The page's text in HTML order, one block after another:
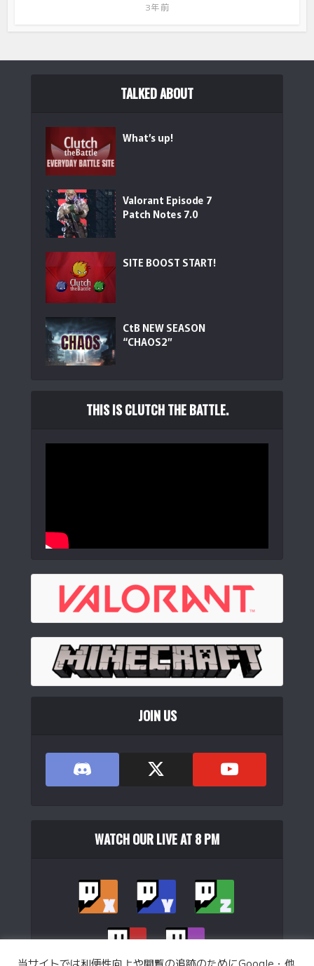
3年 前
TALKED ABOUT
What’s up!
Valorant Episode 7
Patch Notes 7.0
SITE BOOST START!
CtB NEW SEASON
“CHAOS2”
THIS IS CLUTCH THE BATTLE.
JOIN US
WATCH OUR LIVE AT 8 PM
当サイトでは利便性向上や閲覧の追跡のためにGoogle・他